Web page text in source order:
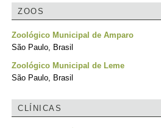
ZOOS
Zoológico Municipal de Amparo
São Paulo, Brasil
Zoológico Municipal de Leme
São Paulo, Brasil
CLÍNICAS